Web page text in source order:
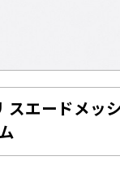
スエードメッ